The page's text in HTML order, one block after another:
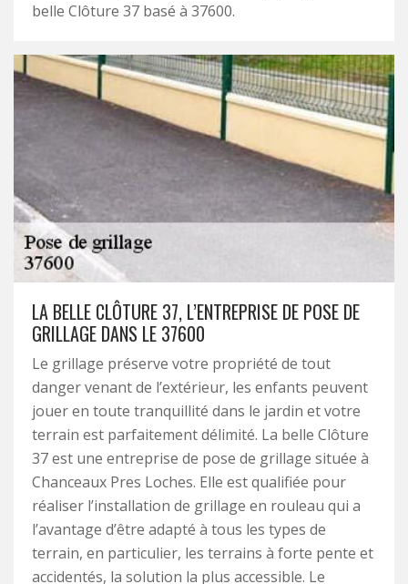
belle Clôture 37 basé à 37600.
LA BELLE CLÔTURE 37, L’ENTREPRISE DE POSE DE
GRILLAGE DANS LE 37600
Le grillage préserve votre propriété de tout
danger venant de l’extérieur, les enfants peuvent
jouer en toute tranquillité dans le jardin et votre
terrain est parfaitement délimité. La belle Clôture
37 est une entreprise de pose de grillage située à
Chanceaux Pres Loches. Elle est qualifiée pour
réaliser l’installation de grillage en rouleau qui a
l’avantage d’être adapté à tous les types de
terrain, en particulier, les terrains à forte pente et
accidentés, la solution la plus accessible. Le